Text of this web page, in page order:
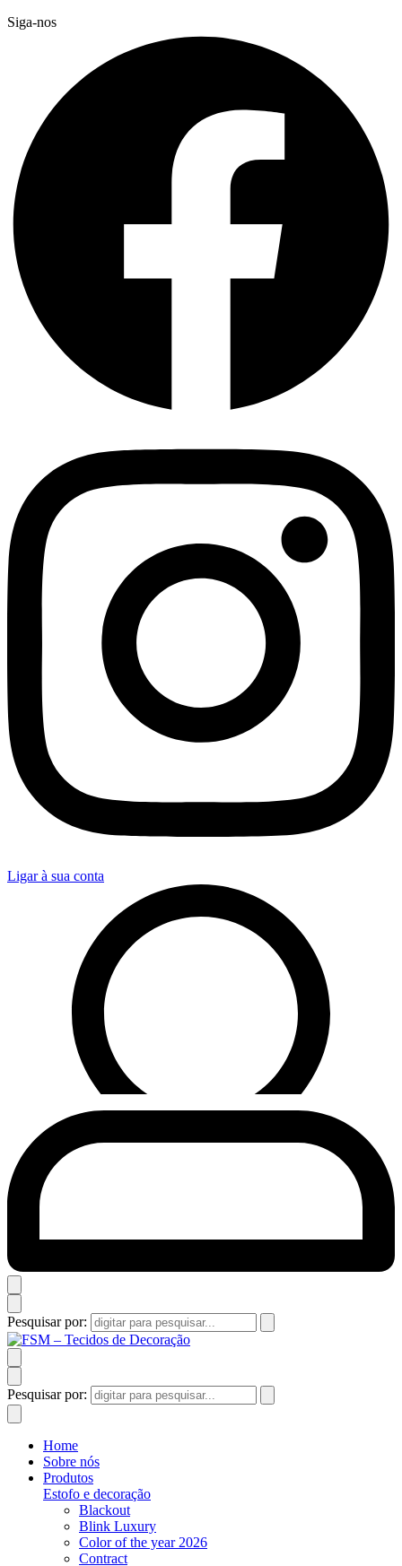
Siga-nos
Ligar à sua conta
Pesquisar por:
Pesquisar por:
Home
Sobre nós
Produtos
Estofo e decoração
Blackout
Blink Luxury
Color of the year 2026
Contract